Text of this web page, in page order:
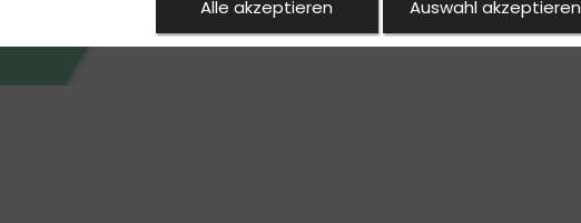
Alle akzeptieren Auswahl akzeptieren